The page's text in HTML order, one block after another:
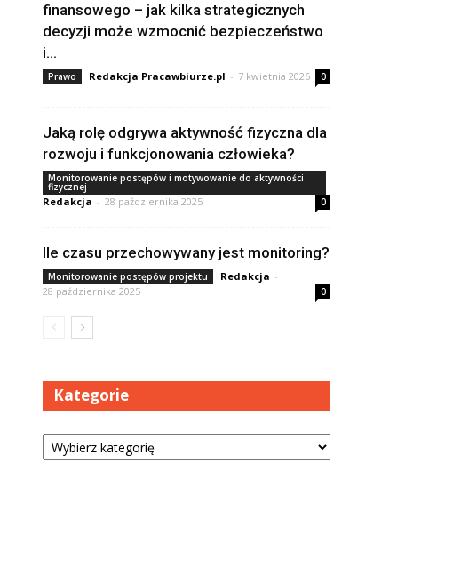
finansowego – jak kilka strategicznych
decyzji może wzmocnić bezpieczeństwo
i...
Prawo Redakcja Pracawbiurze.pl - 7 kwietnia 2026 0
Jaką rolę odgrywa aktywność fizyczna dla
rozwoju i funkcjonowania człowieka?
Monitorowanie postępów i motywowanie do aktywności
fizycznej
Redakcja - 28 października 2025 0
Ile czasu przechowywany jest monitoring?
Monitorowanie postępów projektu Redakcja -
28 października 2025
0
Kategorie
Kategorie